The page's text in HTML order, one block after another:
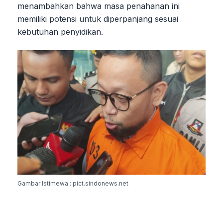
menambahkan bahwa masa penahanan ini
memiliki potensi untuk diperpanjang sesuai
kebutuhan penyidikan.
Gambar Istimewa : pict.sindonews.net